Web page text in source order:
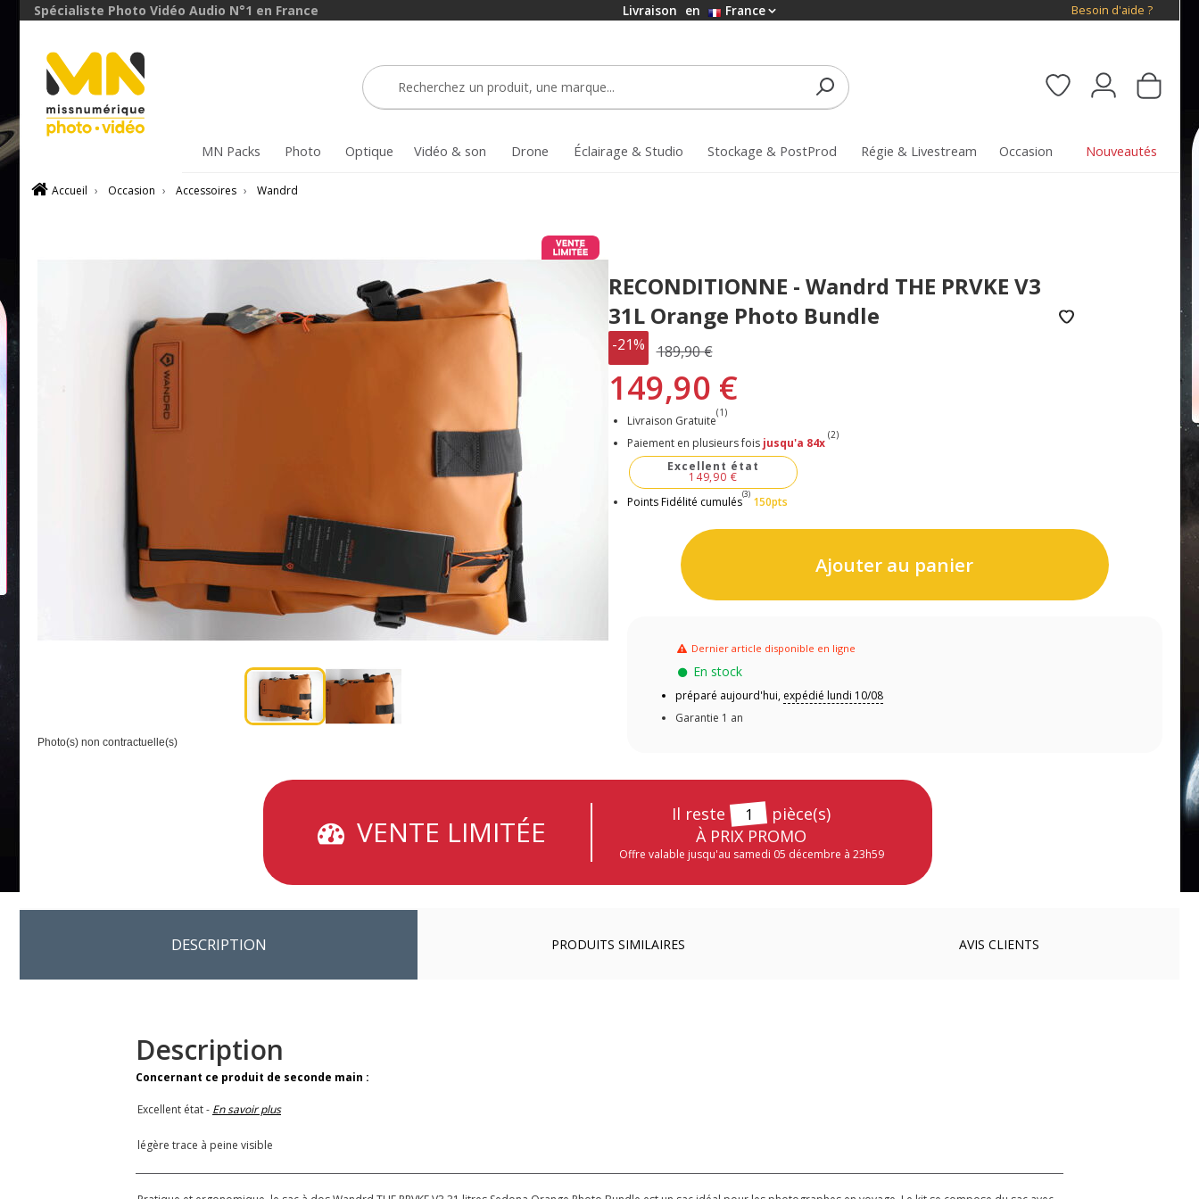
Spécialiste Photo Vidéo Audio N°1 en France Livraison en France Besoin d'aide ?
MN Packs Photo Optique Vidéo & son Drone Éclairage & Studio Stockage & PostProd Régie & Livestream Occasion Nouveautés
Accueil › Occasion › Accessoires › Wandrd
Photo(s) non contractuelle(s)
RECONDITIONNE - Wandrd THE PRVKE V3
31L Orange Photo Bundle
-21% 189,90 €
149,90 €
Livraison Gratuite
(1)
Paiement en plusieurs fois jusqu'a 84x
(2)
Excellent état
149,90 €
Points Fidélité cumulés
(3)
150pts
Ajouter au panier
Dernier article disponible en ligne
En stock
préparé aujourd'hui, expédié lundi 10/08
Garantie 1 an
VENTE LIMITÉE
Il reste 1
pièce(s)
À PRIX PROMO
Offre valable jusqu'au samedi 05 décembre à 23h59
DESCRIPTION PRODUITS SIMILAIRES AVIS CLIENTS
Description
Concernant ce produit de seconde main :
Excellent état - En savoir plus
légère trace à peine visible